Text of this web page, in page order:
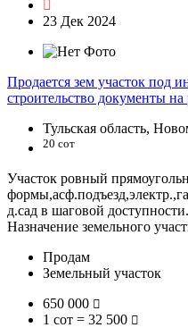
23 Дек 2024
Продается зем участок под
строительство документы на
Тульская область,
20 сот
Участок ровный
д.сад в шаговой
Назначение земельного
Продам
Земельный участок
650 000
1 сот = 32 500